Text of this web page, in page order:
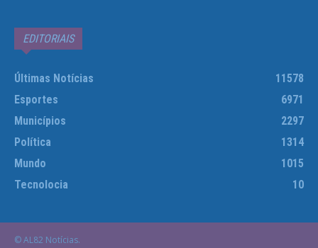
EDITORIAIS
Últimas Notícias
11578
Esportes
6971
Municípios
2297
Política
1314
Mundo
1015
Tecnolocia
10
© AL82 Notícias.